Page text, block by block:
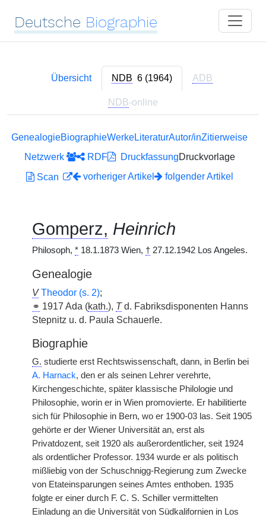
Deutsche Biographie
Übersicht NDB 6 (1964) ADB
NDB-online
GenealogieBiographieWerkeLiteraturAutor/inZitierweise
Netzwerk
RDF DruckfassungDruckvorlage
Scan
vorheriger Artikel folgender Artikel
Gomperz, Heinrich
Philosoph, * 18.1.1873 Wien, † 27.12.1942 Los Angeles.
Genealogie
V Theodor (s. 2);
⚭ 1917 Ada (kath.), Td. Fabriksdisponenten Hanns
Stepnitz u. d. Paula Schauerle.
Biographie
G. studierte erst Rechtswissenschaft, dann, in Berlin bei
A. Harnack, den er als seinen Lehrer verehrte,
Kirchengeschichte, später klassische Philologie und
Philosophie, worin er in Wien promovierte. Er habilitierte
sich für Philosophie in Bern, wo er 1900-03 las. Seit 1905
gehörte er der Wiener Universität an, erst als
Privatdozent, seit 1920 als außerordentlicher, seit 1924
als ordentlicher Professor. 1934 wurde er als politisch
mißliebig von der Schuschnigg-Regierung zum Zwecke
von Etateinsparungen seines Amtes enthoben. 1935
folgte er einer durch F. C. S. Schiller vermittelten
Einladung an die Universität von Südkalifornien in Los